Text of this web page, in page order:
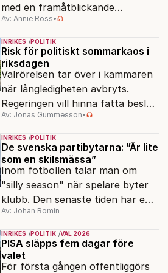
med en framåtblickande
strukturpolitik för att göra
Sverige långsiktigt hållbart,
jämlikt och kriståligt.
Av: Annie Ross•
INRIKES POLITIK
Risk för politiskt sommarkaos i
riksdagen
Valrörelsen tar över i kammaren
när långledigheten avbryts.
Regeringen vill hinna fatta beslut
före valet – men oppositionen
ser sin chans att pressa
Tidösidan.
Av: Jonas Gummesson•
INRIKES POLITIK
De svenska partibytarna: ”Är lite
som en skilsmässa”
Inom fotbollen talar man om
"silly season" när spelare byter
klubb. Den senaste tiden har en
rad svenska politiker bytt parti –
men varför, och vad skiljer
partiernas interna kulturer åt?
Av: Johan Romin
INRIKES POLITIK VAL 2026
PISA släpps fem dagar före
valet
För första gången offentliggörs